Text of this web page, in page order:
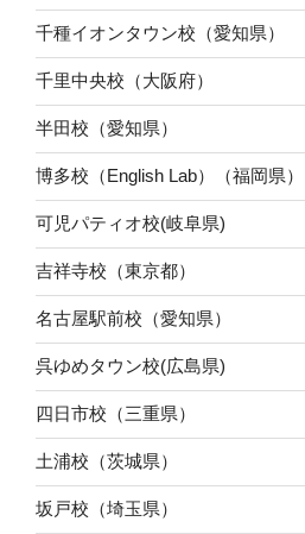
千種イオンタウン校（愛知県）
千里中央校（大阪府）
半田校（愛知県）
博多校（English Lab）（福岡県）
可児パティオ校(岐阜県)
吉祥寺校（東京都）
名古屋駅前校（愛知県）
呉ゆめタウン校(広島県)
四日市校（三重県）
土浦校（茨城県）
坂戸校（埼玉県）